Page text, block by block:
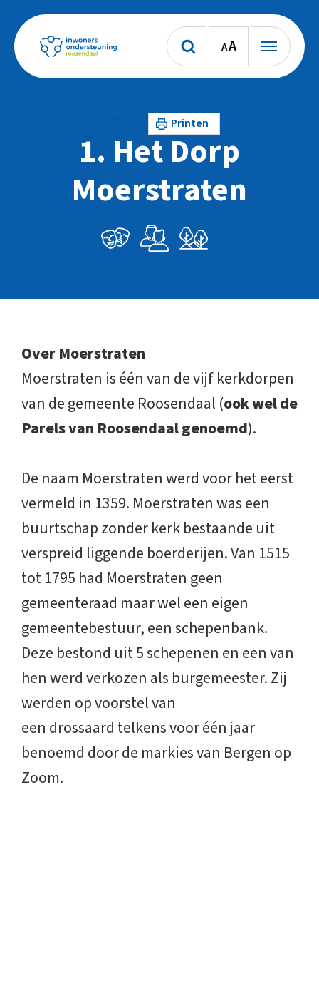
AA
Printen
1. Het Dorp
Moerstraten
Over Moerstraten
Moerstraten is één van de vijf kerkdorpen
van de gemeente Roosendaal (ook wel de
Parels van Roosendaal genoemd).
De naam Moerstraten werd voor het eerst
vermeld in 1359. Moerstraten was een
buurtschap zonder kerk bestaande uit
verspreid liggende boerderijen. Van 1515
tot 1795 had Moerstraten geen
gemeenteraad maar wel een eigen
gemeentebestuur, een schepenbank.
Deze bestond uit 5 schepenen en een van
hen werd verkozen als burgemeester. Zij
werden op voorstel van
een drossaard telkens voor één jaar
benoemd door de markies van Bergen op
Zoom.